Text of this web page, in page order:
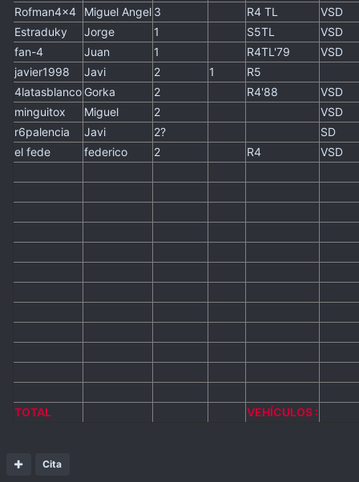
Rofman4x4
Miguel Angel 3 R4 TL
VSD
Estraduky
Jorge 1 S5TL
VSD
fan-4
Juan 1 R4TL'79
VSD
javier1998
Javi 2 1
R5
4latasblanco Gorka 2 R4'88
VSD
minguitox
Miguel 2
VSD
r6palencia
Javi 2?
SD
el fede
federico 2 R4 VSD
TOTAL VEHÍCULOS :
Cita